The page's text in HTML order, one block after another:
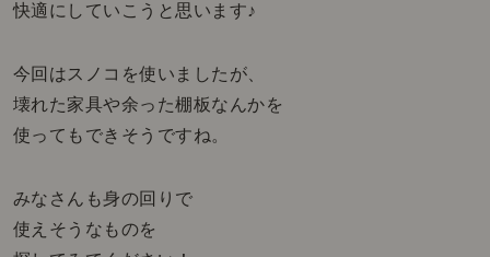
快適にしていこうと思います♪
今回はスノコを使いましたが、
壊れた家具や余った棚板なんかを
使ってもできそうですね。
みなさんも身の回りで
使えそうなものを